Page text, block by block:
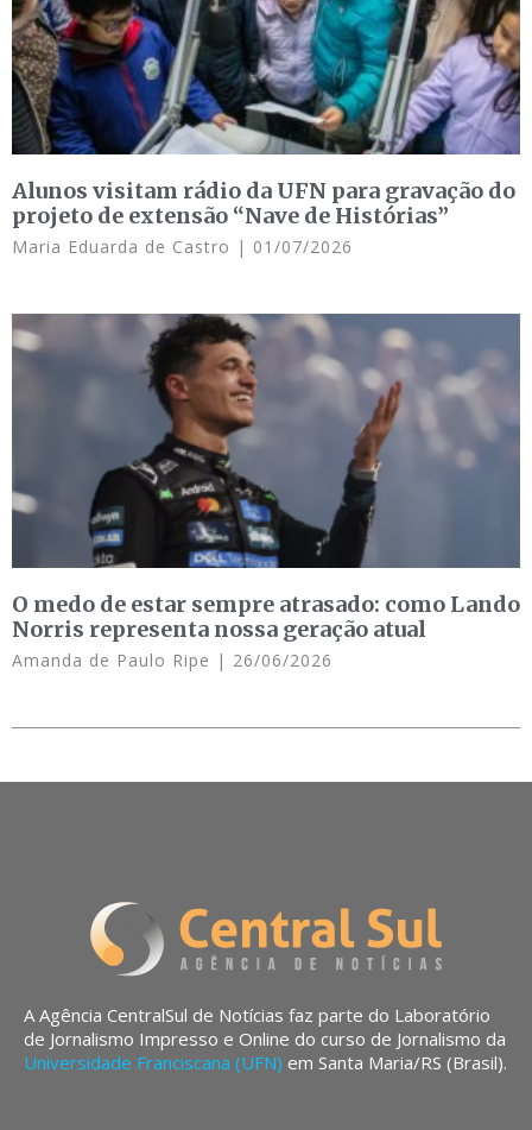
Alunos visitam rádio da UFN para gravação do
projeto de extensão “Nave de Histórias”
Maria Eduarda de Castro 01/07/2026
O medo de estar sempre atrasado: como Lando
Norris representa nossa geração atual
Amanda de Paulo Ripe 26/06/2026
A Agência CentralSul de Notícias faz parte do Laboratório
de Jornalismo Impresso e Online do curso de Jornalismo da
Universidade Franciscana (UFN) em Santa Maria/RS (Brasil).